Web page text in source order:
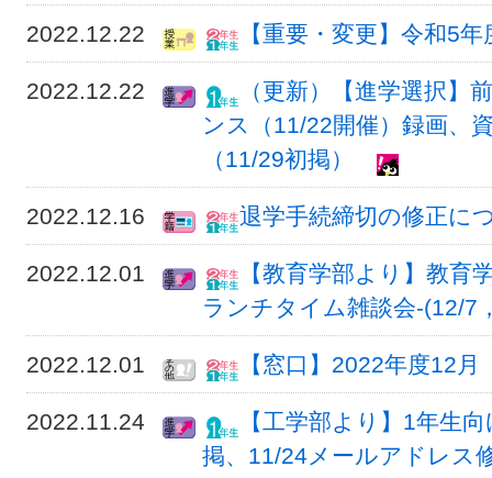
2022.12.22 【重要・変更】令和5
2022.12.22
（更新）【進学選択】
ンス（11/22開催）録画、
（11/29初掲）
2022.12.16 退学手続締切の修正に
2022.12.01
【教育学部より】教育
ランチタイム雑談会-(12/7
2022.12.01 【窓口】2022年度12
2022.11.24
【工学部より】1年生
掲、11/24メールアドレス